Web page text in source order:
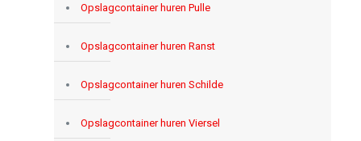
Opslagcontainer huren Pulle
Opslagcontainer huren Ranst
Opslagcontainer huren Schilde
Opslagcontainer huren Viersel